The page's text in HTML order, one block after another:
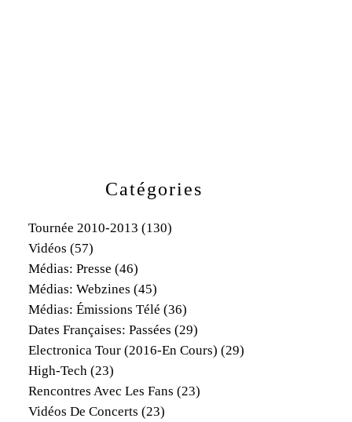
Catégories
Tournée 2010-2013 (130)
Vidéos (57)
Médias: Presse (46)
Médias: Webzines (45)
Médias: Émissions Télé (36)
Dates Françaises: Passées (29)
Electronica Tour (2016-En Cours) (29)
High-Tech (23)
Rencontres Avec Les Fans (23)
Vidéos De Concerts (23)